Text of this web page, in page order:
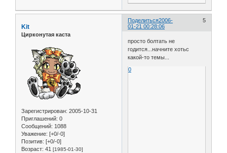
Поделиться 5
2006-
01-21 00:28:06
Kit
Цирконутая каста
Зарегистрирован: 2005-10-31
Приглашений: 0
Сообщений: 1088
Уважение: [+0/-0]
Позитив: [+0/-0]
Возраст: 41 [1985-01-30]
просто болтать не
годится...начните хотьс
какой-то темы...
0